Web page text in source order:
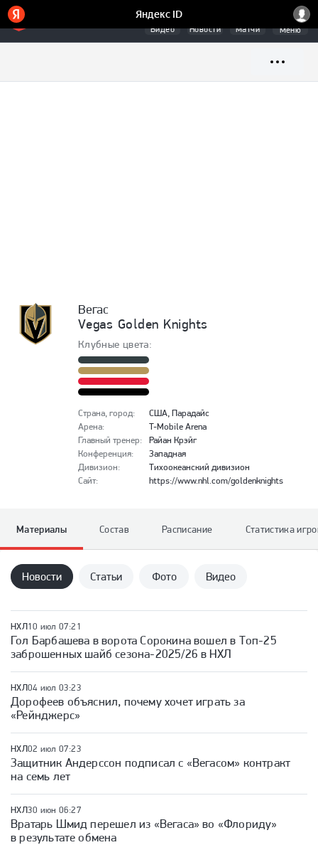
Видео Новости Матчи Меню
Вегас
Vegas Golden Knights
Клубные цвета:
Страна, город:
США, Парадайс
Арена:
T-Mobile Arena
Главный тренер:
Райан Крэйг
Конференция:
Западная
Дивизион:
Тихоокеанский дивизион
Сайт: https://www.nhl.com/goldenknights
Материалы Состав Расписание Статистика
Новости Статьи Фото Видео
НХЛ10 июл 07:21
Гол Барбашева в ворота Сорокина вошел в Топ-25
заброшенных шайб сезона-2025/26 в НХЛ
НХЛ04 июл 03:23
Дорофеев объяснил, почему хочет играть за
«Рейнджерс»
НХЛ02 июл 07:23
Защитник Андерссон подписал с «Вегасом» контракт
на семь лет
НХЛ30 июн 06:27
Вратарь Шмид перешел из «Вегаса» во «Флориду»
в результате обмена